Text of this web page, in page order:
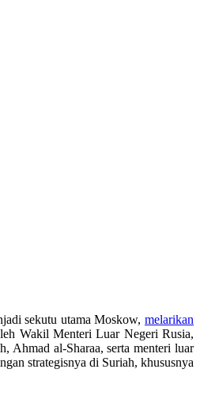
sekutu utama Moskow,melarikan
Wakil Menteri Luar Negeri Rusia,
Ahmad al-Sharaa, serta menteri luar
strategisnya di Suriah, khususnya